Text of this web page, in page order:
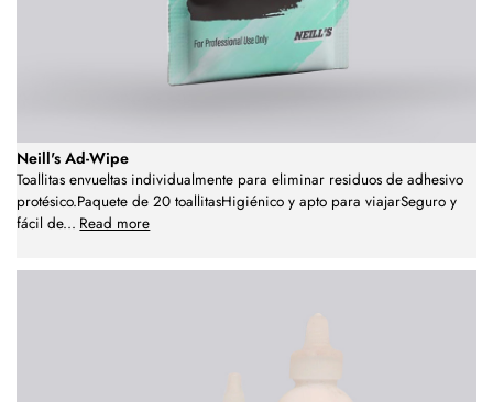
Neill's Ad-Wipe
Toallitas envueltas individualmente para eliminar residuos de adhesivo
protésico.Paquete de 20 toallitasHigiénico y apto para viajarSeguro y
fácil de... Read more